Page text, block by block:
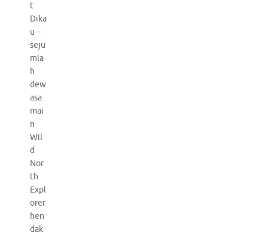
t
Dika
u –
seju
mla
h
dew
asa
mai
n
Wil
d
Nor
th
Expl
orer
hen
dak